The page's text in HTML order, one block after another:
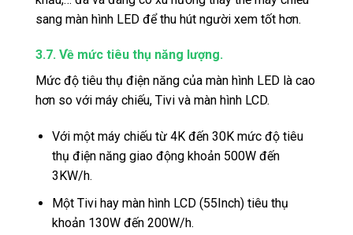
sang màn hình LED để thu hút người xem tốt hơn.
3.7. Về mức tiêu thụ năng lượng.
Mức độ tiêu thụ điện năng của màn hình LED là cao
hơn so với máy chiếu, Tivi và màn hình LCD.
Với một máy chiếu từ 4K đến 30K mức độ tiêu
thụ điện năng giao động khoản 500W đến
3KW/h.
Một Tivi hay màn hình LCD (55Inch) tiêu thụ
khoản 130W đến 200W/h.